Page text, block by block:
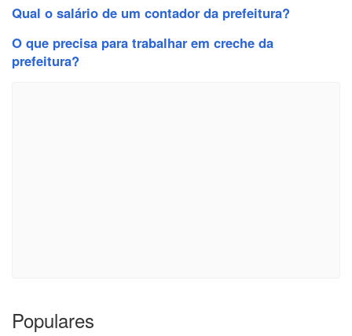
Qual o salário de um contador da prefeitura?
O que precisa para trabalhar em creche da
prefeitura?
Populares